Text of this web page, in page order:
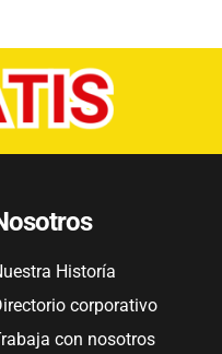
Historía
corporativo
con nosotros